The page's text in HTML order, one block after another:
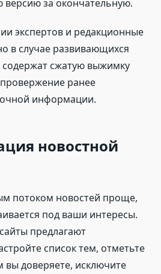
за окончательную.
экспертов и редакционные
в случае развивающихся
сжатую выжимку
ранее
информации.
новостной
потоком новостей проще,
под ваши интересы.
предлагают
список тем, отметьте
вы доверяете, исключите